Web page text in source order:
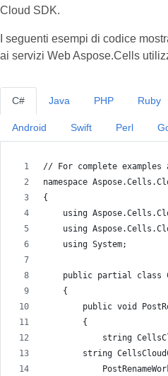
Cloud SDK.
I seguenti esempi di codice
ai servizi Web Aspose.Cells
C#
// For complete
namespace
{
using
using
    using System;
public partial class
    {
public void
        {
string
string
Java PHP Ruby
Android Swift Perl